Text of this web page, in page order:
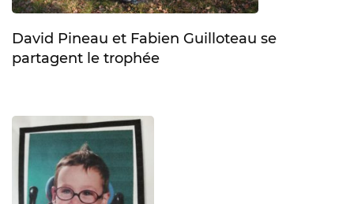
David Pineau et Fabien Guilloteau se
partagent le trophée